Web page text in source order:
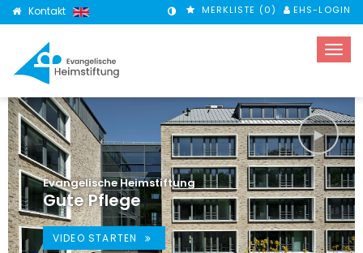
Kontakt
KONTRASTMODUS
MERKLISTE (0) EHS-LOGIN
Evangelische Heimstiftung
Gute Pflege
VIDEO STARTEN